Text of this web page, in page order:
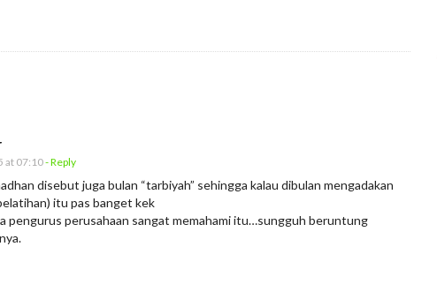
at 07:10- Reply
disebut juga bulan “tarbiyah” sehingga kalau dibulan mengadakan
itu pas banget kek
pengurus perusahaan sangat memahami itu…sungguh beruntung